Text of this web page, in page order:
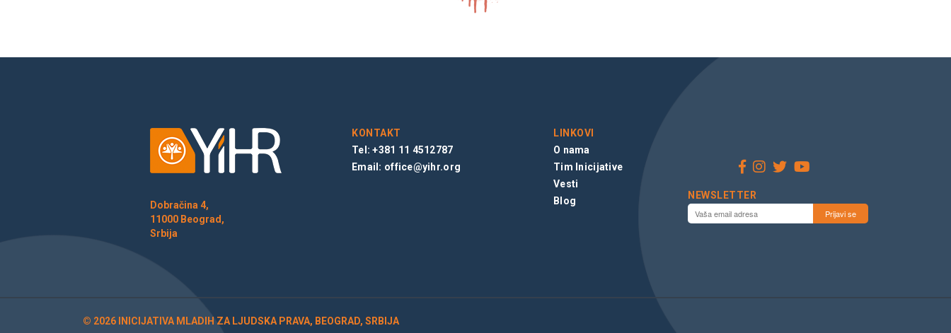
Dobračina 4,
11000 Beograd,
Srbija
KONTAKT
Tel: +381 11 4512787
Email: office@yihr.org
LINKOVI
O nama
Tim Inicijative
Vesti
Blog
NEWSLETTER
© 2026 INICIJATIVA MLADIH ZA LJUDSKA PRAVA, BEOGRAD, SRBIJA